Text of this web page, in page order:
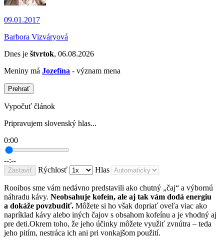
09.01.2017
Barbora Vizváryová
Dnes je štvrtok, 06.08.2026
Meniny má Jozefína - význam mena
Prehrať
Vypočuť článok
Pripravujem slovenský hlas...
0:00
--:--
Zastaviť Rýchlosť Hlas
Rooibos sme vám nedávno predstavili ako chutný „čaj“ a výbornú
náhradu kávy. Neobsahuje kofeín, ale aj tak vám dodá energiu
a dokáže povzbudiť. Môžete si ho však dopriať oveľa viac ako
napríklad kávy alebo iných čajov s obsahom kofeínu a je vhodný aj
pre deti.Okrem toho, že jeho účinky môžete využiť zvnútra – teda
jeho pitím, nestráca ich ani pri vonkajšom použití.